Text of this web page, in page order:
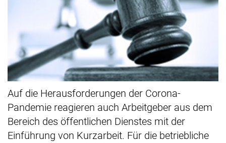
Auf die Herausforderungen der Corona-
Pandemie reagieren auch Arbeitgeber aus dem
Bereich des öffentlichen Dienstes mit der
Einführung von Kurzarbeit. Für die betriebliche